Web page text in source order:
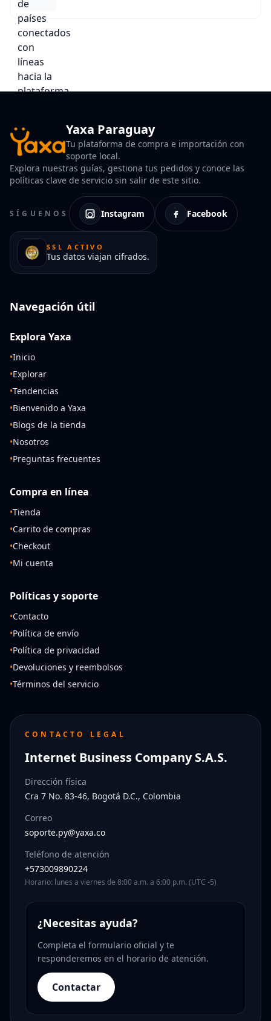
Yaxa Paraguay
Tu plataforma de compra e importación con
soporte local.
Explora nuestras guías, gestiona tus pedidos y conoce las
políticas clave de servicio sin salir de este sitio.
SÍGUENOS Instagram Facebook
SSL ACTIVO
Tus datos viajan cifrados.
Navegación útil
Explora Yaxa
•Inicio
•Explorar
•Tendencias
•Bienvenido a Yaxa
•Blogs de la tienda
•Nosotros
•Preguntas frecuentes
Compra en línea
•Tienda
•Carrito de compras
•Checkout
•Mi cuenta
Políticas y soporte
•Contacto
•Política de envío
•Política de privacidad
•Devoluciones y reembolsos
•Términos del servicio
CONTACTO LEGAL
Internet Business Company S.A.S.
Dirección física
Cra 7 No. 83-46, Bogotá D.C., Colombia
Correo
soporte.py@yaxa.co
Teléfono de atención
+573009890224
Horario: lunes a viernes de 8:00 a.m. a 6:00 p.m. (UTC -5)
¿Necesitas ayuda?
Completa el formulario oficial y te
responderemos en el horario de atención.
Contactar